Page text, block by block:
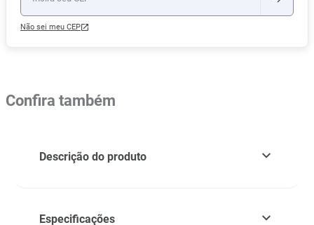
Não sei meu CEP
Confira também
Descrição do produto
Especificações